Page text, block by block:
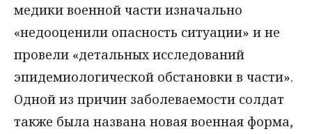
медики военной части изначально
«недооценили опасность ситуации» и не
провели «детальных исследований
эпидемиологической обстановки в части».
Одной из причин заболеваемости солдат
также была названа новая военная форма,